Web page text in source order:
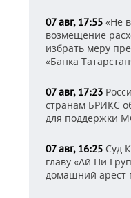
07 авг, 17:55 «Не
возмещение
избрать меру
«Банка
07 авг, 17:23
странам БРИКС
для поддержки
07 авг, 16:25 Суд
главу «Ай Пи
домашний арест